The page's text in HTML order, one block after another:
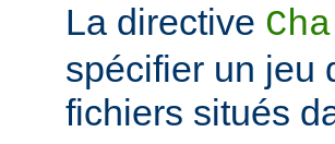
La directive
spécifier un jeu
fichiers situés